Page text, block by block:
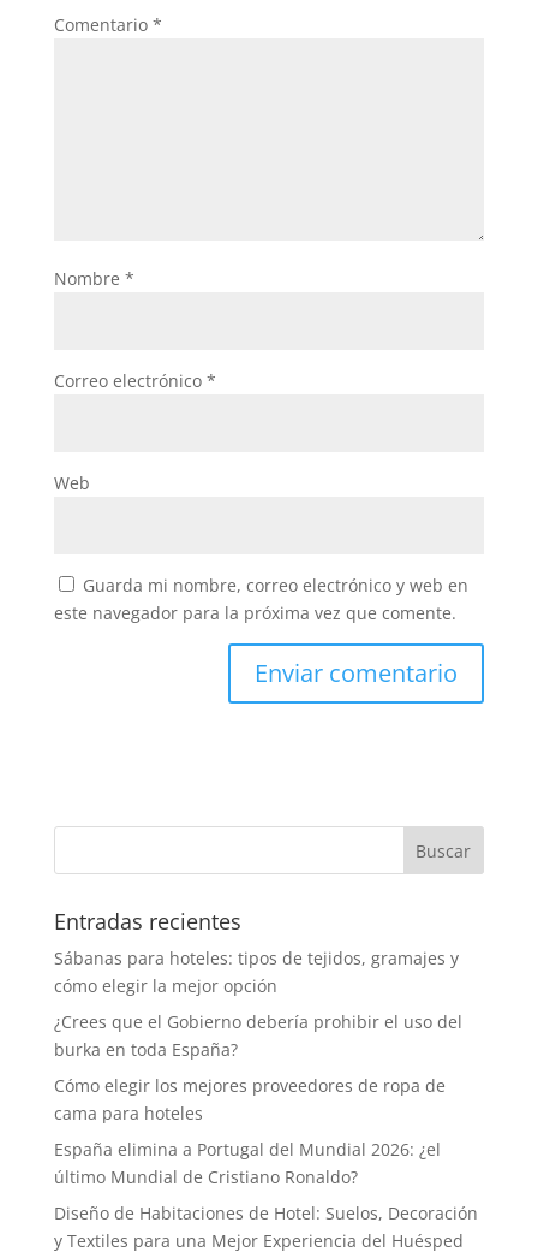
Comentario *
Nombre *
Correo electrónico *
Web
Guarda mi nombre, correo electrónico y web en
este navegador para la próxima vez que comente.
Entradas recientes
Sábanas para hoteles: tipos de tejidos, gramajes y
cómo elegir la mejor opción
¿Crees que el Gobierno debería prohibir el uso del
burka en toda España?
Cómo elegir los mejores proveedores de ropa de
cama para hoteles
España elimina a Portugal del Mundial 2026: ¿el
último Mundial de Cristiano Ronaldo?
Diseño de Habitaciones de Hotel: Suelos, Decoración
y Textiles para una Mejor Experiencia del Huésped